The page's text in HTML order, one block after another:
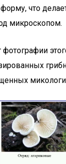
что
микроскопом.
фотографии